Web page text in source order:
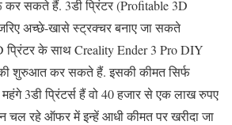
सकते हैं. 3डी प्रिंटर (Profitable 3D
अच्छे-खासे स्ट्रक्चर बनाए जा सकते
प्रिंटर के साथ Creality Ender 3 Pro DIY
शुरुआत कर सकते हैं. इसकी कीमत सिर्फ
3डी प्रिंटर्स हैं वो 40 हजार से एक लाख रुपए
रहे ऑफर में इन्हें आधी कीमत पर खरीदा जा